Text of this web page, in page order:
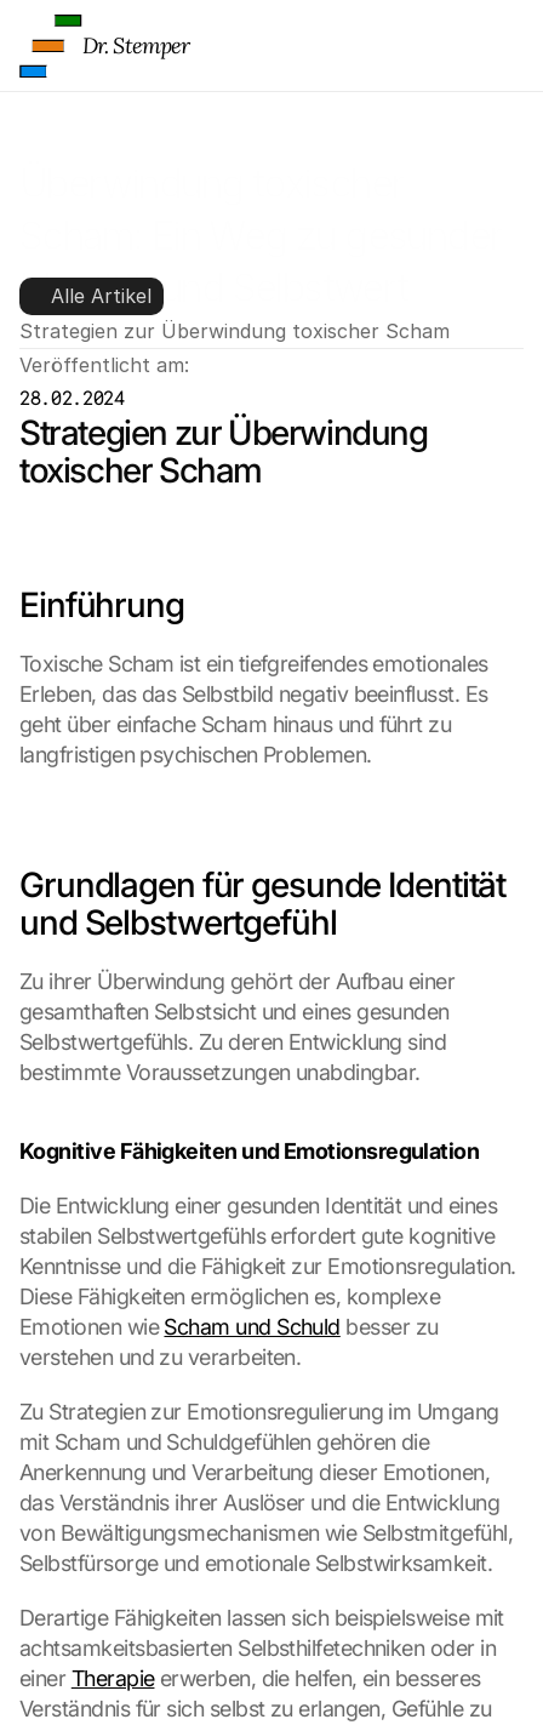
Identität und Selbstwert
Alle Artikel
Strategien zur Überwindung toxischer Scham
Veröffentlicht am:
28.02.2024
Strategien zur Überwindung
toxischer Scham
Einführung
Toxische Scham ist ein tiefgreifendes emotionales
Erleben, das das Selbstbild negativ beeinflusst. Es
geht über einfache Scham hinaus und führt zu
langfristigen psychischen Problemen.
Grundlagen für gesunde Identität
und Selbstwertgefühl
Zu ihrer Überwindung gehört der Aufbau einer
gesamthaften Selbstsicht und eines gesunden
Selbstwertgefühls. Zu deren Entwicklung sind
bestimmte Voraussetzungen unabdingbar.
Kognitive Fähigkeiten und Emotionsregulation
Die Entwicklung einer gesunden Identität und eines
stabilen Selbstwertgefühls erfordert gute kognitive
Kenntnisse und die Fähigkeit zur Emotionsregulation.
Diese Fähigkeiten ermöglichen es, komplexe
Emotionen wie Scham und Schuld besser zu
verstehen und zu verarbeiten.
Zu Strategien zur Emotionsregulierung im Umgang
mit Scham und Schuldgefühlen gehören die
Anerkennung und Verarbeitung dieser Emotionen,
das Verständnis ihrer Auslöser und die Entwicklung
von Bewältigungsmechanismen wie Selbstmitgefühl,
Selbstfürsorge und emotionale Selbstwirksamkeit.
Derartige Fähigkeiten lassen sich beispielsweise mit
achtsamkeitsbasierten Selbsthilfetechniken oder in
einer Therapie erwerben, die helfen, ein besseres
Verständnis für sich selbst zu erlangen, Gefühle zu
Dr. Stemper